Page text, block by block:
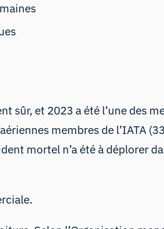
et 2023 a été l’une des
membres de l’IATA
mortel n’a été à déplorer